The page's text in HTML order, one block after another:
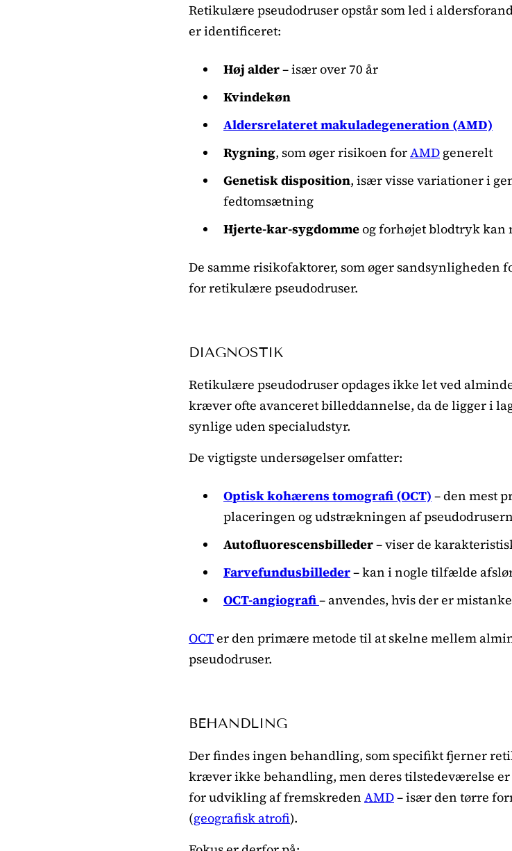
Retikulære pseudodruser opstår som led i
er identificeret:
Høj alder– især over 70 år
Kvindekøn
Aldersrelateret makuladegeneration (AMD)
Rygning, som øger risikoen forAMD generelt
Genetisk disposition, især visse variationer i
fedtomsætning
Hjerte-kar-sygdommeog forhøjet blodtryk kan
De samme risikofaktorer, som øger sandsynligheden
for retikulære pseudodruser.
DIAGNOSTIK
Retikulære pseudodruser opdages ikke let ved
kræver ofte avanceret billeddannelse, da de ligger i
synlige uden specialudstyr.
De vigtigste undersøgelser omfatter:
Optisk kohærens tomografi (OCT) – den mest
placeringen og udstrækningen af
Autofluorescensbilleder– viser de
Farvefundusbilleder– kan i nogle tilfælde
OCT-angiografi– anvendes, hvis der er
OCTer den primære metode til at skelne mellem
pseudodruser.
BEHANDLING
Der findes ingen behandling, som specifikt fjerner
kræver ikke behandling, men deres tilstedeværelse
for udvikling af fremskreden AMD– især den tørre
(geografisk atrofi).